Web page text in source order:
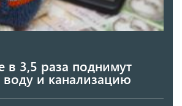
в 3,5 раза поднимут
и канализацию